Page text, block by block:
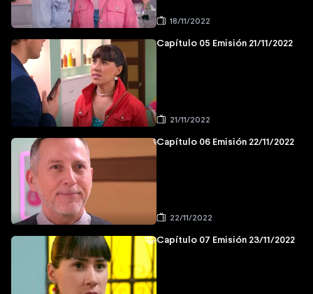
18/11/2022
Capítulo 05 Emisión 21/11/2022
21/11/2022
Capítulo 06 Emisión 22/11/2022
22/11/2022
Capítulo 07 Emisión 23/11/2022